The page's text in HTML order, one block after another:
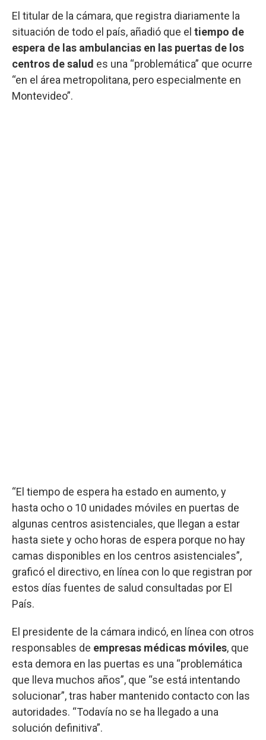
El titular de la cámara, que registra diariamente la
situación de todo el país, añadió que el tiempo de
espera de las ambulancias en las puertas de los
centros de salud es una “problemática” que ocurre
“en el área metropolitana, pero especialmente en
Montevideo”.
“El tiempo de espera ha estado en aumento, y
hasta ocho o 10 unidades móviles en puertas de
algunas centros asistenciales, que llegan a estar
hasta siete y ocho horas de espera porque no hay
camas disponibles en los centros asistenciales”,
graficó el directivo, en línea con lo que registran por
estos días fuentes de salud consultadas por El
País.
El presidente de la cámara indicó, en línea con otros
responsables de empresas médicas móviles, que
esta demora en las puertas es una “problemática
que lleva muchos años”, que “se está intentando
solucionar”, tras haber mantenido contacto con las
autoridades. “Todavía no se ha llegado a una
solución definitiva”.